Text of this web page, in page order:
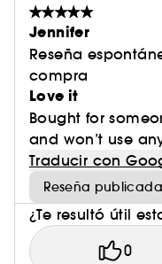
Jennifer
Reseña
compra
Love it
Bought for
and won’t use
Traducir con
Reseña
¿Te resultó útil
0